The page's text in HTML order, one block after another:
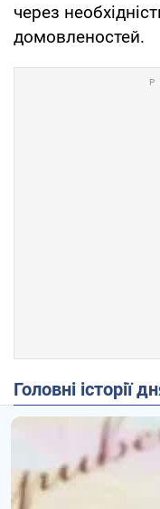
через
домовленостей.
Головні історії